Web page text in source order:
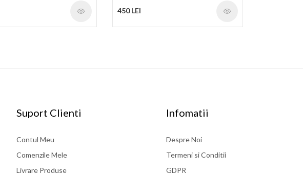
450 LEI
Suport Clienti
Contul Meu
Comenzile Mele
Livrare Produse
Infomatii
Despre Noi
Termeni si Conditii
GDPR